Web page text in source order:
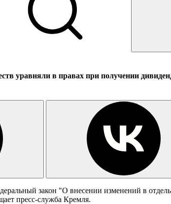
уравняли в правах при получении
закон "О внесении изменений в
пресс-служба Кремля.